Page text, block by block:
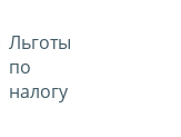
Льготы
по
налогу